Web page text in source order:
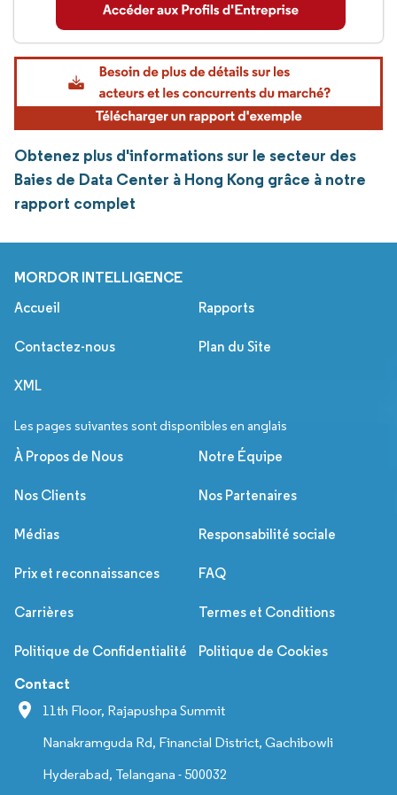
Obtenez plus d'informations sur le secteur des
Baies de Data Center à Hong Kong grâce à notre
rapport complet
MORDOR INTELLIGENCE
Accueil Rapports
Contactez-nous Plan du Site
XML
Les pages suivantes sont disponibles en anglais
À Propos de Nous Notre Équipe
Nos Clients Nos Partenaires
Médias Responsabilité sociale
Prix et reconnaissances FAQ
Carrières Termes et Conditions
Politique de Confidentialité Politique de Cookies
Contact
11th Floor, Rajapushpa Summit
Nanakramguda Rd, Financial District, Gachibowli
Hyderabad, Telangana - 500032